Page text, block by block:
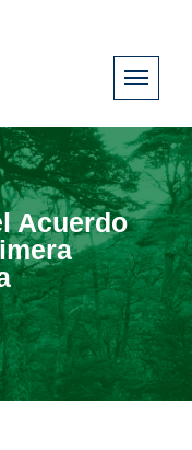
Acuerdo